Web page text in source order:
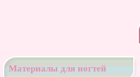
Материалы для ногтей